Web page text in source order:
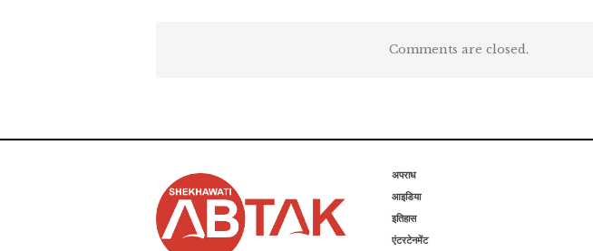
Comments are closed.
अपराध
आइडिया
इतिहास
एंटरटेनमेंट